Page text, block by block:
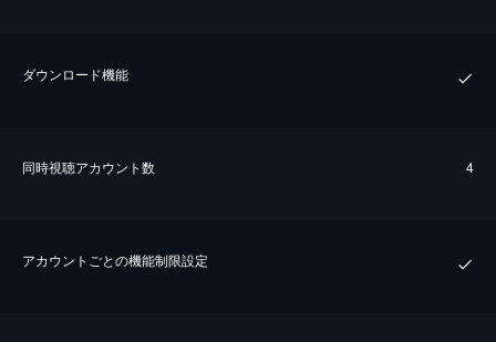
ダウンロード機能
同時視聴アカウント数 4
アカウントごとの機能制限設定